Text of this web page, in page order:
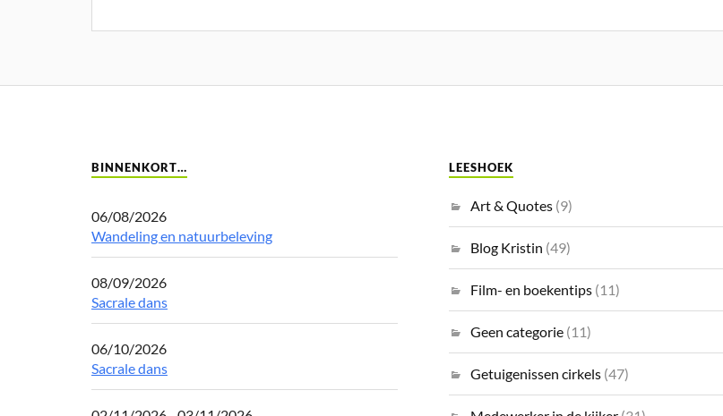
BINNENKORT…
06/08/2026
Wandeling en natuurbeleving
08/09/2026
Sacrale dans
06/10/2026
Sacrale dans
LEESHOEK
Art & Quotes (9)
Blog Kristin (49)
Film- en boekentips (11)
Geen categorie (11)
Getuigenissen cirkels (47)